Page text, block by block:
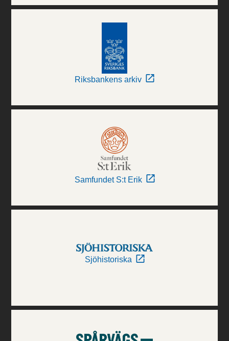
Riksbankens arkiv
Samfundet S:t Erik
Sjöhistoriska